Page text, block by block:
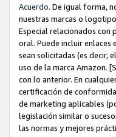
Acuerdo. De igual forma,
nuestras marcas o
Especial relacionados
oral. Puede incluir enlaces
sean solicitadas (es decir,
uso de la marca Amazon.
con lo anterior. En
certificación de
de marketing aplicables
legislación similar o
las normas y mejores